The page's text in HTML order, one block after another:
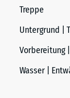
Treppe
Untergrund |
Vorbereitung
Wasser |